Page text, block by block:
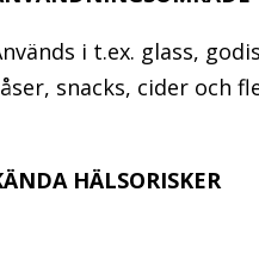
i t.ex. glass,
snacks, cider och
HÄLSORISKER